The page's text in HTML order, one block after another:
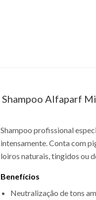
Shampoo Alfaparf
Shampoo profissional
intensamente. Conta com
loiros naturais, tingidos ou
Benefícios
Neutralização de tons